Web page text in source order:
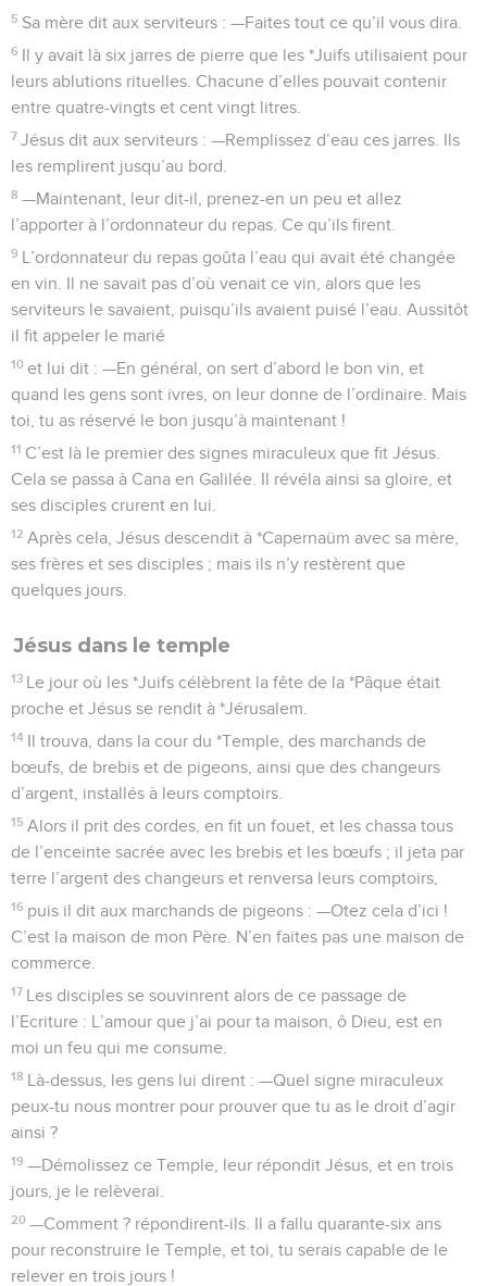
5 Sa mère dit aux serviteurs : —Faites tout ce qu’il vous dira.
6 Il y avait là six jarres de pierre que les *Juifs utilisaient pour
leurs ablutions rituelles. Chacune d’elles pouvait contenir
entre quatre-vingts et cent vingt litres.
7 Jésus dit aux serviteurs : —Remplissez d’eau ces jarres. Ils
les remplirent jusqu’au bord.
8 —Maintenant, leur dit-il, prenez-en un peu et allez
l’apporter à l’ordonnateur du repas. Ce qu’ils firent.
9 L’ordonnateur du repas goûta l’eau qui avait été changée
en vin. Il ne savait pas d’où venait ce vin, alors que les
serviteurs le savaient, puisqu’ils avaient puisé l’eau. Aussitôt
il fit appeler le marié
10 et lui dit : —En général, on sert d’abord le bon vin, et
quand les gens sont ivres, on leur donne de l’ordinaire. Mais
toi, tu as réservé le bon jusqu’à maintenant !
11 C’est là le premier des signes miraculeux que fit Jésus.
Cela se passa à Cana en Galilée. Il révéla ainsi sa gloire, et
ses disciples crurent en lui.
12 Après cela, Jésus descendit à *Capernaüm avec sa mère,
ses frères et ses disciples ; mais ils n’y restèrent que
quelques jours.
Jésus dans le temple
13 Le jour où les *Juifs célèbrent la fête de la *Pâque était
proche et Jésus se rendit à *Jérusalem.
14 Il trouva, dans la cour du *Temple, des marchands de
bœufs, de brebis et de pigeons, ainsi que des changeurs
d’argent, installés à leurs comptoirs.
15 Alors il prit des cordes, en fit un fouet, et les chassa tous
de l’enceinte sacrée avec les brebis et les bœufs ; il jeta par
terre l’argent des changeurs et renversa leurs comptoirs,
16 puis il dit aux marchands de pigeons : —Otez cela d’ici !
C’est la maison de mon Père. N’en faites pas une maison de
commerce.
17 Les disciples se souvinrent alors de ce passage de
l’Ecriture : L’amour que j’ai pour ta maison, ô Dieu, est en
moi un feu qui me consume.
18 Là-dessus, les gens lui dirent : —Quel signe miraculeux
peux-tu nous montrer pour prouver que tu as le droit d’agir
ainsi ?
19 —Démolissez ce Temple, leur répondit Jésus, et en trois
jours, je le relèverai.
20 —Comment ? répondirent-ils. Il a fallu quarante-six ans
pour reconstruire le Temple, et toi, tu serais capable de le
relever en trois jours !